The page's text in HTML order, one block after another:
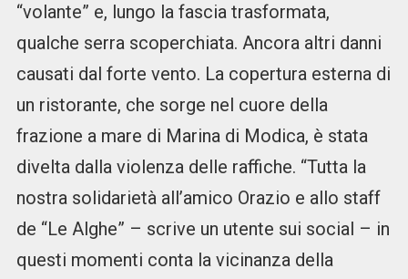
“volante” e, lungo la fascia trasformata,
qualche serra scoperchiata. Ancora altri danni
causati dal forte vento. La copertura esterna di
un ristorante, che sorge nel cuore della
frazione a mare di Marina di Modica, è stata
divelta dalla violenza delle raffiche. “Tutta la
nostra solidarietà all’amico Orazio e allo staff
de “Le Alghe” – scrive un utente sui social – in
questi momenti conta la vicinanza della